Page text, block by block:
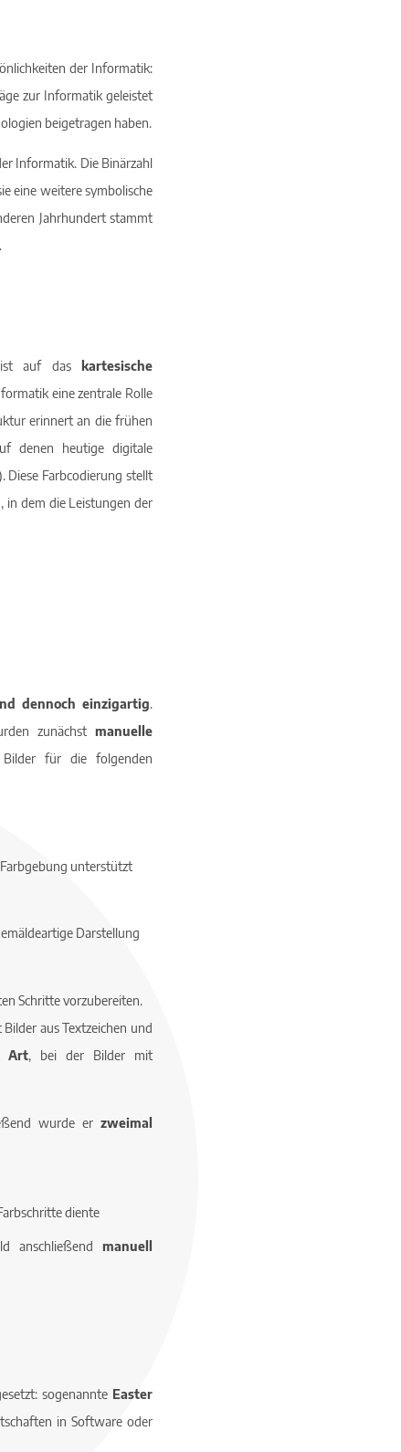
der Informatik:
zur Informatik geleistet
beigetragen haben.
Informatik. Die Binärzahl
eine weitere symbolische
Jahrhundert stammt
auf das
kartesische
eine zentrale Rolle
erinnert an die frühen
denen heutige digitale
Diese Farbcodierung stellt
in dem die Leistungen der
dennoch einzigartig.
zunächst manuelle
Bilder für die folgenden
unterstützt
Darstellung
Schritte vorzubereiten.
aus Textzeichen und
Art, bei der Bilder mit
wurde erzweimal
diente
anschließend manuell
sogenannte Easter
in Software oder